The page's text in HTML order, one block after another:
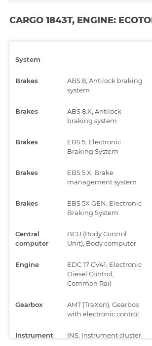
CARGO 1843T, ENGINE:
System
Brakes
ABS 8, Antilock braking
system
Brakes
ABS 8.X, Antilock
braking system
Brakes
EBS 5, Electronic
Braking System
Brakes
EBS 5.X, Brake
management system
Brakes
EBS 5X GEN, Electronic
Braking System
Central
computer
BCU (Body Control
Unit), Body computer
Engine
EDC 17 CV41, Electronic
Diesel Control,
Common Rail
Gearbox
AMT (TraXon), Gearbox
with electronic control
Instrument
INS, Instrument cluster